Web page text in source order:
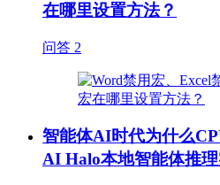
在哪里设置方法？
问答 2
智能体AI时代为什么
AI Halo本地智能体推